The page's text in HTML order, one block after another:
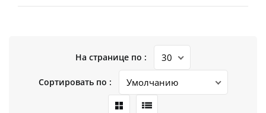
На странице по :
Сортировать по :